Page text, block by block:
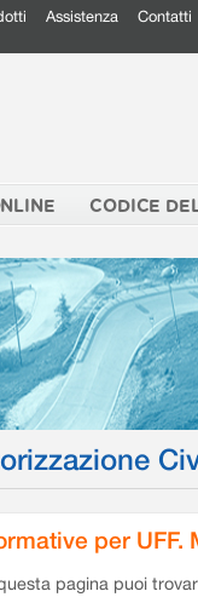
Assistenza Contatti
CODICE
per UFF.
pagina puoi